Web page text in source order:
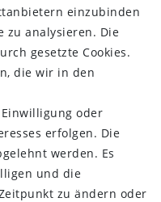
einzubinden
zu analysieren. Die
gesetzte Cookies.
die wir in den
oder
erfolgen. Die
werden. Es
und die
zu ändern oder